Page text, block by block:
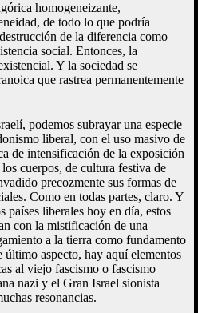
homogeneizante,
de todo lo que podría
de la diferencia como
social. Entonces, la
Y la sociedad se
que rastrea permanentemente
podemos subrayar una especie
liberal, con el uso masivo de
de intensificación de la exposición
cuerpos, de cultura festiva de
precozmente sus formas de
Como en todas partes, claro. Y
países liberales hoy en día, estos
con la mistificación de una
a la tierra como fundamento
aspecto, hay aquí elementos
al viejo fascismo o fascismo
nazi y el Gran Israel sionista
resonancias.